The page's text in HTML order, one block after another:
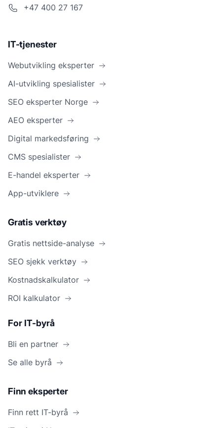
+47 400 27 167
IT-tjenester
Webutvikling eksperter
AI-utvikling spesialister
SEO eksperter Norge
AEO eksperter
Digital markedsføring
CMS spesialister
E-handel eksperter
App-utviklere
Gratis verktøy
Gratis nettside-analyse
SEO sjekk verktøy
Kostnadskalkulator
ROI kalkulator
For IT-byrå
Bli en partner
Se alle byrå
Finn eksperter
Finn rett IT-byrå